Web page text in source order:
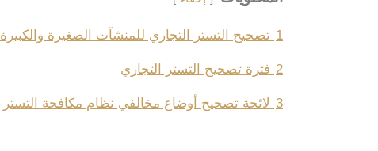
1 تصحيح التستر التجاري للمنشآت الصغيرة والكبيرة
2 فترة تصحيح التستر التجاري
3 لائحة تصحيح أوضاع مخالفي نظام مكافحة التستر